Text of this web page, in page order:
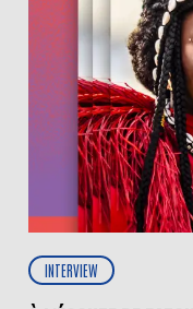
INTERVIEW